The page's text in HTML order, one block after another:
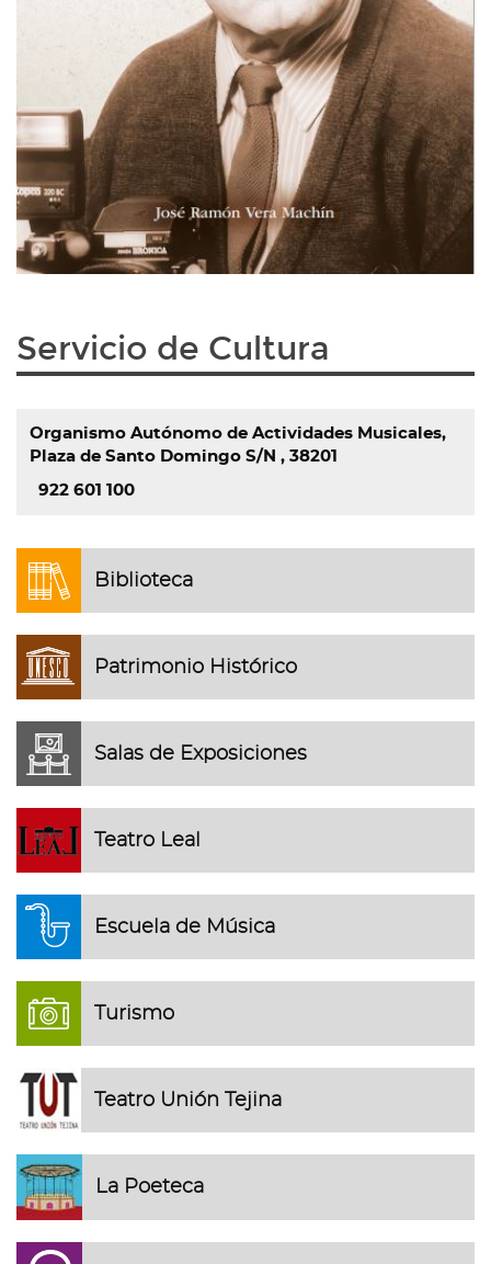
Servicio de Cultura
Organismo Autónomo de Actividades Musicales,
Plaza de Santo Domingo S/N , 38201
922 601 100
Biblioteca
Patrimonio Histórico
Salas de Exposiciones
Teatro Leal
Escuela de Música
Turismo
Teatro Unión Tejina
La Poeteca